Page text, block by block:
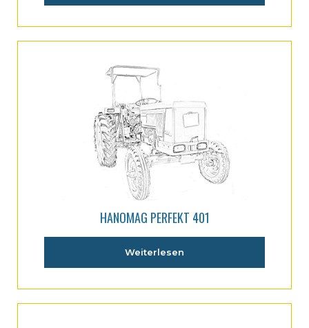
HANOMAG PERFEKT 401
Weiterlesen